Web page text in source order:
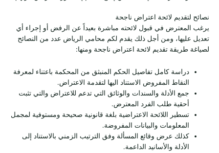
نصائح لتقديم لائحة اعتراض ناجحة
يرغب المعترض في قبول لائحته مباشرة بعيداً عن الرفض أو إجراء أي
تعديل عليها، ومن أجل ذلك يقدم لكم محامي الرياض عدد من النصائح
لصياغة طريقة تقديم لائحة اعتراض ناجحة ومنها:
دراسة كامل تفاصيل الحكم المنبثق من المحكمة باعتناء لمعرفة
النقاط المفروض الاستناد اليها لتقدمة الاعتراض.
جمع الأدلة والسندات والوثائق التي تدعم للاعتراض والتي تثبت
أحقية طلب الفرد المعترض.
تسطير اللائحة الاعتراضية بلغة قانونية صحيحة ومستوفية لمجمل
المعلومات والبيانات المفروضة.
كذلك عرض وقائع المسألة وفق الترتيب الزمني بالاستناد إلى
الأدلة والأسانيد الداعمة.